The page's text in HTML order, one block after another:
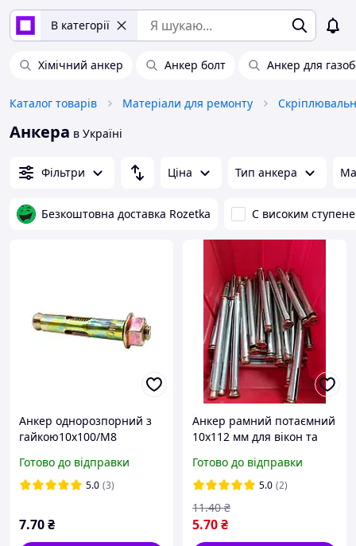
В категорії
Хімічний анкер Анкер болт Анкер для
Каталог товарів Матеріали для ремонту
Анкера в Україні
Фільтри Ціна Тип анкера
Безкоштовна доставка Rozetka C високим
Анкер однорозпорний з
гайкою10х100/М8
Готово до відправки
5.0 (3)
7.70₴
Анкер рамний потаємний
10х112 мм для вікон та
викрутку металевий
оцинкований
Готово до відправки
5.0 (2)
5.70₴
11.40 ₴